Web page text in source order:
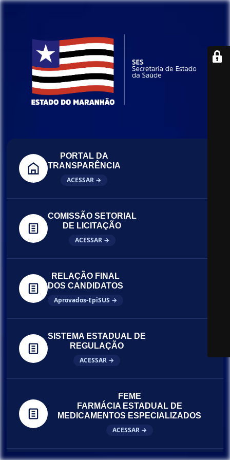
PORTAL DA
TRANSPARÊNCIA
ACESSAR →
COMISSÃO SETORIAL
DE LICITAÇÃO
ACESSAR →
RELAÇÃO FINAL
DOS CANDIDATOS
Aprovados-EpiSUS →
SISTEMA ESTADUAL DE
REGULAÇÃO
ACESSAR →
FEME
FARMÁCIA ESTADUAL DE
MEDICAMENTOS ESPECIALIZADOS
ACESSAR →